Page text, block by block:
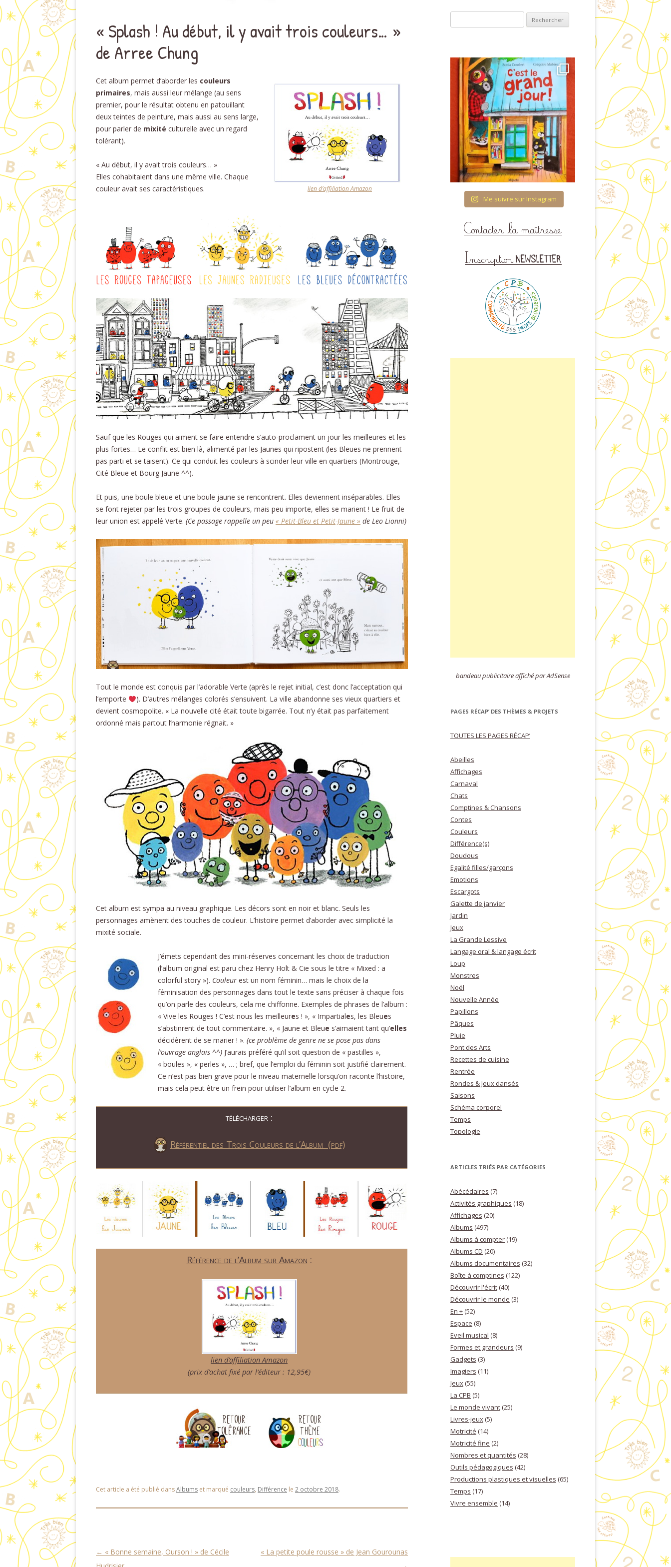
ET VISUELLES
DANS LA LECTURE
NOMBRES ET QUANTITÉS
STRUCTURATION DU TEMPS
AU FIL DES SAISONS
ÉDUCATION À LA VIE
AFFECTIVE ET
RELATIONNELLE (ÉVAR) À
L’ÉCOLE MATERNELLE
SCHÉMA CORPOREL
RECETTES IMAGÉES POUR
CUISINER EN CLASSE
FORMULAIRE DE CONTACT
« Splash ! Au début, il y avait trois couleurs… »
de Arree Chung
lien d’affiliation Amazon
Cet album permet d’aborder les couleurs
primaires, mais aussi leur mélange (au sens
premier, pour le résultat obtenu en patouillant
deux teintes de peinture, mais aussi au sens large,
pour parler de mixité culturelle avec un regard
tolérant).
« Au début, il y avait trois couleurs… »
Elles cohabitaient dans une même ville. Chaque
couleur avait ses caractéristiques.
Sauf que les Rouges qui aiment se faire entendre s’auto-proclament un jour les meilleures et les
plus fortes… Le conflit est bien là, alimenté par les Jaunes qui ripostent (les Bleues ne prennent
pas parti et se taisent). Ce qui conduit les couleurs à scinder leur ville en quartiers (Montrouge,
Cité Bleue et Bourg Jaune ^^).
Et puis, une boule bleue et une boule jaune se rencontrent. Elles deviennent inséparables. Elles
se font rejeter par les trois groupes de couleurs, mais peu importe, elles se marient ! Le fruit de
leur union est appelé Verte. (Ce passage rappelle un peu « Petit-Bleu et Petit-Jaune » de Leo Lionni)
Tout le monde est conquis par l’adorable Verte (après le rejet initial, c’est donc l’acceptation qui
l’emporte
). D’autres mélanges colorés s’ensuivent. La ville abandonne ses vieux quartiers et
devient cosmopolite. « La nouvelle cité était toute bigarrée. Tout n’y était pas parfaitement
ordonné mais partout l’harmonie régnait. »
Cet album est sympa au niveau graphique. Les décors sont en noir et blanc. Seuls les
personnages amènent des touches de couleur. L’histoire permet d’aborder avec simplicité la
mixité sociale.
J’émets cependant des mini-réserves concernant les choix de traduction
(l’album original est paru chez Henry Holt & Cie sous le titre « Mixed : a
colorful story »). Couleur est un nom féminin… mais le choix de la
féminisation des personnages dans tout le texte sans préciser à chaque fois
qu’on parle des couleurs, cela me chiffonne. Exemples de phrases de l’album :
« Vive les Rouges ! C’est nous les meilleures ! », « Impartiales, les Bleues
s’abstinrent de tout commentaire. », « Jaune et Bleue s’aimaient tant qu’elles
décidèrent de se marier ! ». (ce problème de genre ne se pose pas dans
l’ouvrage anglais ^^) J’aurais préféré qu’il soit question de « pastilles »,
« boules », « perles », … ; bref, que l’emploi du féminin soit justifié clairement.
Ce n’est pas bien grave pour le niveau maternelle lorsqu’on raconte l’histoire,
mais cela peut être un frein pour utiliser l’album en cycle 2.
télécharger :
Référentiel des Trois Couleurs de l’Album (pdf)
Référence de l’Album sur Amazon :
lien d’affiliation Amazon
(prix d’achat fixé par l’éditeur : 12,95€)
Cet article a été publié dansAlbums et marqué couleurs, Différence le 2 octobre 2018.
Navigation des articles
← « Bonne semaine, Ourson ! » de Cécile
« La petite poule rousse » de Jean Gourounas
Me suivre sur Instagram
bandeau publicitaire affiché par AdSense
PAGES RÉCAP’ DES THÈMES & PROJETS
TOUTES LES PAGES RÉCAP’
Abeilles
Affichages
Carnaval
Chats
Comptines & Chansons
Contes
Couleurs
Différence(s)
Doudous
Egalité filles/garçons
Emotions
Escargots
Galette de janvier
Jardin
Jeux
La Grande Lessive
Langage oral & langage écrit
Loup
Monstres
Noël
Nouvelle Année
Papillons
Pâques
Pluie
Pont des Arts
Recettes de cuisine
Rentrée
Rondes & Jeux dansés
Saisons
Schéma corporel
Temps
Topologie
ARTICLES TRIÉS PAR CATÉGORIES
Abécédaires (7)
Activités graphiques (18)
Affichages (20)
Albums (497)
Albums à compter (19)
Albums CD (20)
Albums documentaires (32)
Boîte à comptines (122)
Découvrir l'écrit (40)
Découvrir le monde (3)
En + (52)
Espace (8)
Eveil musical (8)
Formes et grandeurs (9)
Gadgets (3)
Imagiers (11)
Jeux (55)
La CPB (5)
Le monde vivant (25)
Livres-jeux (5)
Motricité (14)
Motricité fine (2)
Nombres et quantités (28)
Outils pédagogiques (42)
Productions plastiques et visuelles (65)
Temps (17)
Vivre ensemble (14)